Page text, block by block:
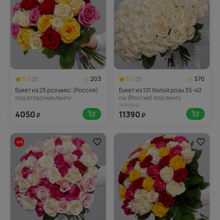
5.0 (2)
203
Букет из 25 роз микс (Россия)
под атласную ленту
4050 ₽
5.0 (3)
570
Букет из 101 белой розы 35-40
см (Россия) под ленту
11390 ₽
-6%